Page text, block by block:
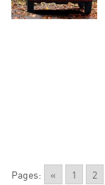
Pages: « 1 2